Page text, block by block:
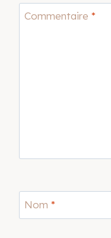
Commentaire *
Nom *